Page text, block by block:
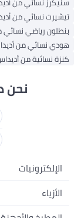
تيشيرت نسائي من
بنطلون رياضي
هودي نسائي من
كنزة نسائية من
نحن
الإلكترونيات
الجوالات
الأزياء
أزياء نسائية